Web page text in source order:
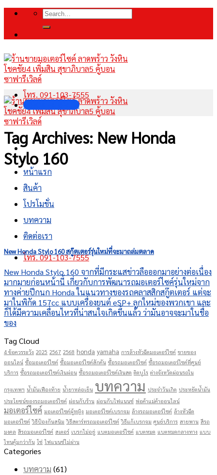
Skip
content
Search
หน้าแรก
สินค้า
โปรโมชั่น
บทความ
ติดต่อเรา
โทร. 091-103-7555
โทร. 091-103-7555
INBOX FANPAGE
Tag Archives: New Honda
Stylo 160
New Honda Stylo 160 สกู๊ตเตอร์รุ่นใหม่ที่จะมาถล่มตลาด
New Honda Stylo 160 จากที่มีกระแสข่าวลือออกมาอย่างต่อเนื่อง
มากมายก่อนหน้านี้ เกี่ยวกับการพัฒนารถมอเตอร์ไซค์รุ่นใหม่จาก
ทางค่ายปีกนก Honda ในแนวทางของรถคลาสสิกสกู๊ตเตอร์ แต่จะ
มาในพิกัด 157cc แบบเครื่องยนต์ eSP+ ลูกใหม่ของพวกเขา และ
ก็ได้มีความเคลื่อนไหวที่น่าสนใจเกิดขึ้นแล้ว ว่ามันอาจจะมาในชื่อ
ของ
Tag Cloud
4 ข้อควรระวัง 2025 2567 2568 honda yamaha การล้างหัวฉีดมอเตอร์ไซค์ ขายของ
ออนไลน์ ซื้อมอเตอร์ไซค์ ซื้อมอเตอร์ไซค์สักคัน ซื้อรถมอเตอร์ไซค์ ซื้อรถมอเตอร์ไซค์ที่ศูนย์
บริการ ซื้อรถมอเตอร์ไซค์เงินผ่อน ซื้อรถมอเตอร์ไซค์เงินสด ติดบูโร ต่างจังหวัดผ่อนรถใน
กรุงเทพฯ น้ำมันเฟืองท้าย น้ำยาหล่อเย็น บทความ ประจำวันเกิด ประหยัดน้ำมัน
ประโยชน์ของรถมอเตอร์ไซค์ ผ่อนกับร้าน ผ่อนกับไฟแนนซ์ พ่อค้าแม่ค้าออนไลน์
มอเตอร์ไซค์ มอเตอร์ไซค์ผู้หญิง มอเตอร์ไซค์เบรกจม ล้างรถมอเตอร์ไซค์ ล้างหัวฉีด
มอเตอร์ไซค์ วิธีป้องกันสนิม วิธีสตาร์ทรถมอเตอร์ไซค์ วิธีแก้เบรกจม ศูนย์บริการ สายพาน สีรถ
มงคล สีรถมอเตอร์ไซค์ สเตอร์ เบรกไม่อยู่ แบตมอเตอร์ไซค์ แบตหมด แบตหมดกลางทาง แบบ
ไหนคุ้มกว่ากัน โซ่ ไฟแนนซ์ไม่ผ่าน
Categories
บทความ (61)